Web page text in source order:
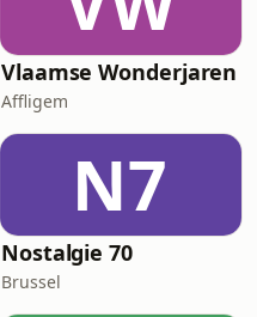
Vlaamse Wonderjaren
Affligem
N7
Nostalgie 70
Brussel